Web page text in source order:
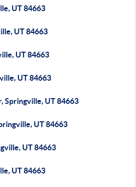
UT 84663
UT 84663
UT 84663
UT 84663
Springville, UT 84663
UT 84663
UT 84663
UT 84663